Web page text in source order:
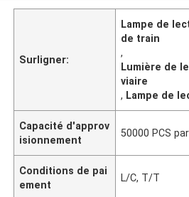
Surligner:
Lampe de
de train
,
Lumière de
viaire
, Lampe de
Capacité d'approv
isionnement
50000 PCS
Conditions de pai
ement
L/C, T/T